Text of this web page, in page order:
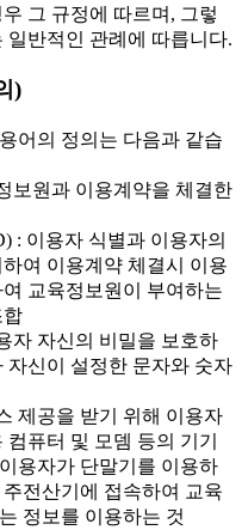
그 규정에 따르며, 그렇
일반적인 관례에 따릅니다.
)
어의 정의는 다음과 같습
보원과 이용계약을 체결한
: 이용자 식별과 이용자의
여 이용계약 체결시 이용
교육정보원이 부여하는
합
자 자신의 비밀을 보호하
자신이 설정한 문자와 숫자
제공을 받기 위해 이용자
퓨터 및 모뎀 등의 기기
용자가 단말기를 이용하
전산기에 접속하여 교육
정보를 이용하는 것